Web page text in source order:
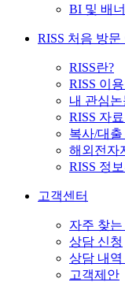
BI 및 배
RISS 처음 방문
RISS란?
RISS 이
내 관심
RISS 자
복사/대
해외전자
RISS 정
고객센터
자주 찾는
상담 신청
상담 내역
고객제안